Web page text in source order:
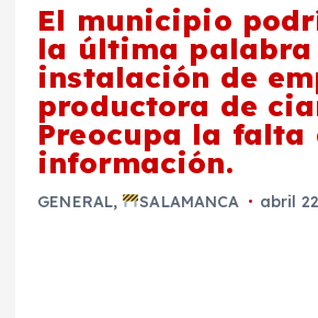
El municipio
la última palabra
instalación de
productora de
Preocupa la falta
información.
GENERAL, SALAMANCA abril